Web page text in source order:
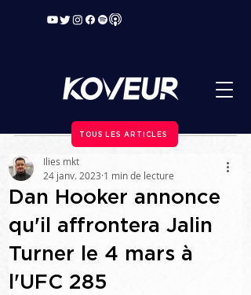
TOUS LES ARTICLES
Dan Hooker annonce
qu'il affrontera Jalin
Turner le 4 mars à
l'UFC 285
Ilies mkt
24 janv. 2023 1 min de lecture